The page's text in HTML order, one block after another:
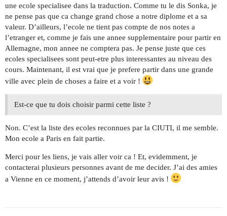
une ecole specialisee dans la traduction. Comme tu le dis Sonka, je
ne pense pas que ca change grand chose a notre diplome et a sa
valeur. D’ailleurs, l’ecole ne tient pas compte de nos notes a
l’etranger et, comme je fais une annee supplementaire pour partir en
Allemagne, mon annee ne comptera pas. Je pense juste que ces
ecoles specialisees sont peut-etre plus interessantes au niveau des
cours. Maintenant, il est vrai que je prefere partir dans une grande
ville avec plein de choses a faire et a voir !
Est-ce que tu dois choisir parmi cette liste ?
Non. C’est la liste des ecoles reconnues par la CIUTI, il me semble.
Mon ecole a Paris en fait partie.
Merci pour les liens, je vais aller voir ca ! Et, evidemment, je
contacterai plusieurs personnes avant de me decider. J’ai des amies
a Vienne en ce moment, j’attends d’avoir leur avis !